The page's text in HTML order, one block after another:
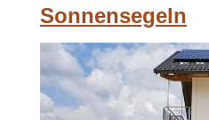
Sonnensegeln